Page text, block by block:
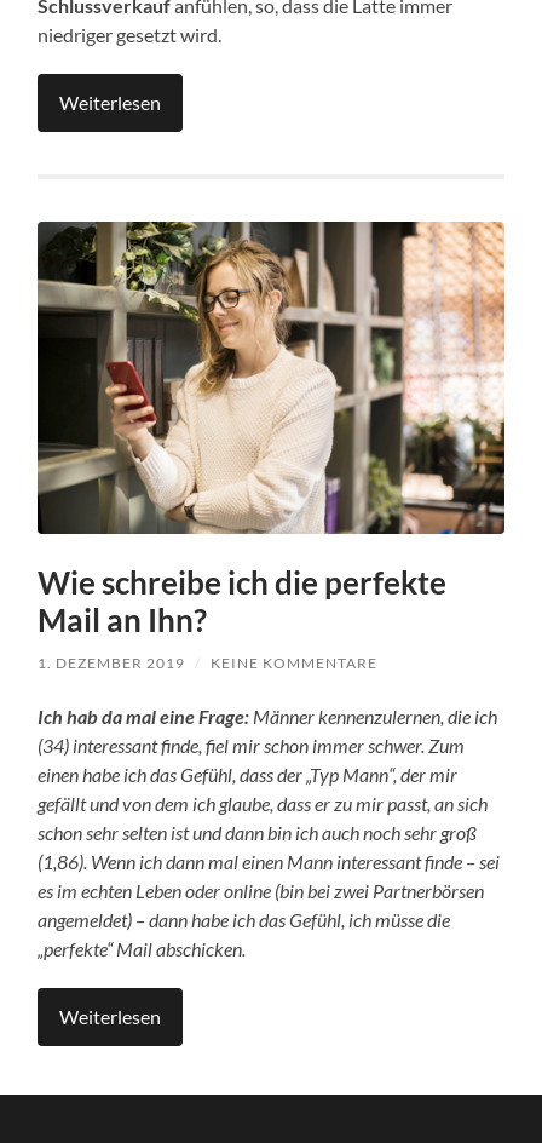
Schlussverkaufanfühlen, so, dass die Latte immer
niedriger gesetzt wird.
Weiterlesen
Wie schreibe ich die perfekte
Mail an Ihn?
1. DEZEMBER 2019 / KEINE KOMMENTARE
Ich hab da mal eine Frage: Männer kennenzulernen, die ich
(34) interessant finde, fiel mir schon immer schwer. Zum
einen habe ich das Gefühl, dass der „Typ Mann“, der mir
gefällt und von dem ich glaube, dass er zu mir passt, an sich
schon sehr selten ist und dann bin ich auch noch sehr groß
(1,86). Wenn ich dann mal einen Mann interessant finde – sei
es im echten Leben oder online (bin bei zwei Partnerbörsen
angemeldet) – dann habe ich das Gefühl, ich müsse die
„perfekte“ Mail abschicken.
Weiterlesen